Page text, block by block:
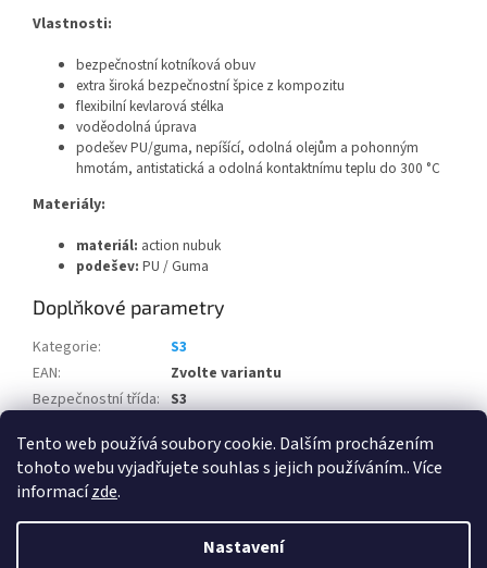
Tento web používá soubory cookie. Dalším procházením
tohoto webu vyjadřujete souhlas s jejich používáním.. Více
informacízde.
Nastavení
Vlastnosti:
bezpečnostní kotníková obuv
extra široká bezpečnostní špice z kompozitu
flexibilní kevlarová stélka
voděodolná úprava
podešev PU/guma, nepíšící, odolná olejům a pohonným
hmotám, antistatická a odolná kontaktnímu teplu do 300 °C
Materiály:
materiál: action nubuk
podešev: PU / Guma
Doplňkové parametry
Kategorie:
S3
EAN:
Zvolte variantu
Bezpečnostní třída: S3